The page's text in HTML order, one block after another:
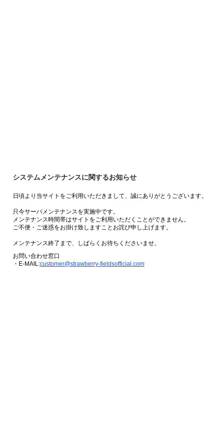
システムメンテナンスに関するお知らせ
日頃より当サイトをご利用いただきまして、誠にありがとうございます。
只今サーバメンテナンスを実施中です。
メンテナンス時間帯はサイトをご利用いただくことができません。
ご不便・ご迷惑をお掛け致しますことお詫び申し上げます。
メンテナンス終了まで、しばらくお待ちくださいませ。
お問い合わせ窓口
・E-MAIL:customer@strawberry-fieldsofficial.com